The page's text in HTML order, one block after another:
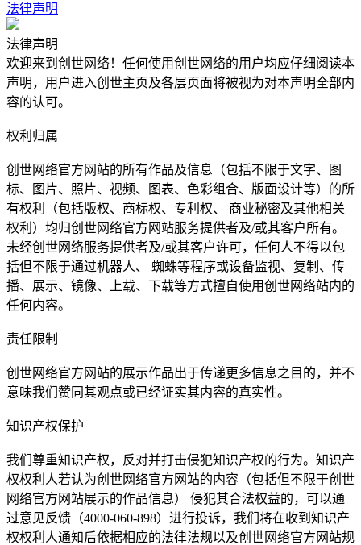
法律声明
法律声明
欢迎来到创世网络！任何使用创世网络的用户均应仔细阅读本
声明，用户进入创世主页及各层页面将被视为对本声明全部内
容的认可。
权利归属
创世网络官方网站的所有作品及信息（包括不限于文字、图
标、图片、照片、视频、图表、色彩组合、版面设计等）的所
有权利（包括版权、商标权、专利权、 商业秘密及其他相关
权利）均归创世网络官方网站服务提供者及/或其客户所有。
未经创世网络服务提供者及/或其客户许可，任何人不得以包
括但不限于通过机器人、 蜘蛛等程序或设备监视、复制、传
播、展示、镜像、上载、下载等方式擅自使用创世网络站内的
任何内容。
责任限制
创世网络官方网站的展示作品出于传递更多信息之目的，并不
意味我们赞同其观点或已经证实其内容的真实性。
知识产权保护
我们尊重知识产权，反对并打击侵犯知识产权的行为。知识产
权权利人若认为创世网络官方网站的内容（包括但不限于创世
网络官方网站展示的作品信息） 侵犯其合法权益的，可以通
过意见反馈（4000-060-898）进行投诉，我们将在收到知识产
权权利人通知后依据相应的法律法规以及创世网络官方网站规